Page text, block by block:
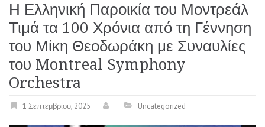
Η Ελληνική Παροικία του Μοντρεάλ
Τιμά τα 100 Χρόνια από τη Γέννηση
του Μίκη Θεοδωράκη με Συναυλίες
του Montreal Symphony
Orchestra
1 Σεπτεμβρίου, 2025 Uncategorized